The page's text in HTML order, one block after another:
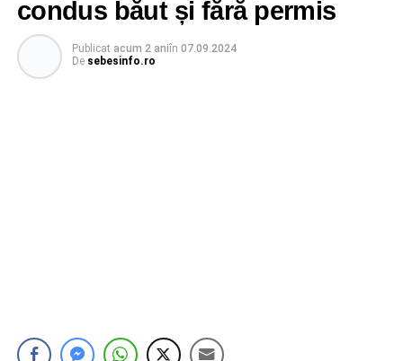
condus băut și fără permis
Publicat acum 2 aniîn 07.09.2024
De sebesinfo.ro